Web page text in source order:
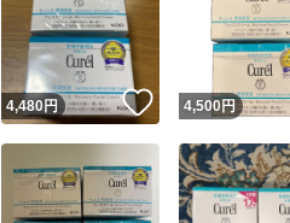
4,480円 いいね！
4,500円